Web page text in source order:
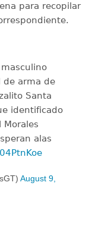
para recopilar
de arma de
Santa
identificado
Morales
alas
August 9,